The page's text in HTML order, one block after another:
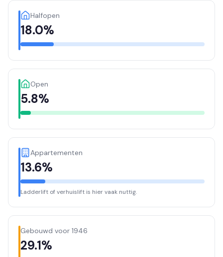
Halfopen
18.0%
Open
5.8%
Appartementen
13.6%
Ladderlift of verhuislift is hier vaak nuttig.
Gebouwd voor 1946
29.1%